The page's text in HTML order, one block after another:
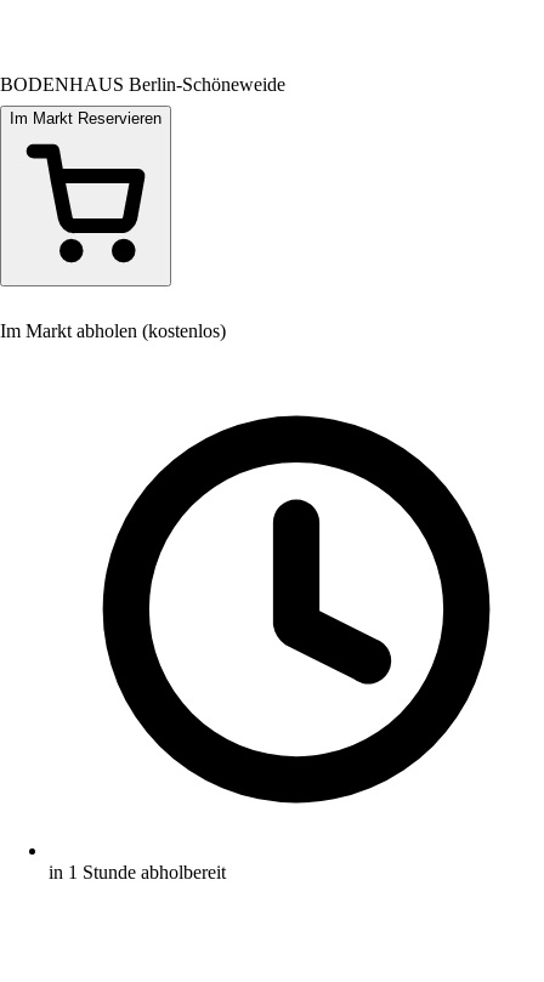
BODENHAUS Berlin-Schöneweide
Im Markt Reservieren
Im Markt abholen (kostenlos)
in 1 Stunde abholbereit